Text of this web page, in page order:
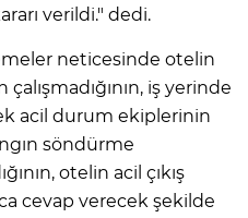
verildi." dedi.
neticesinde otelin
iş yerinde
acil durum ekiplerinin
söndürme
otelin acil çıkış
cevap verecek şekilde